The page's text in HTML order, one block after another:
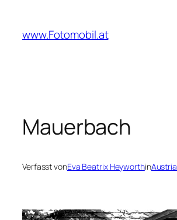
springen
www.Fotomobil.at
Mauerbach
Verfasst vonEva Beatrix HeyworthinAustria